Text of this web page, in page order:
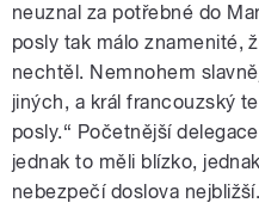
neuznal za potřebné do
posly tak málo znamenité,
nechtěl. Nemnohem
jiných, a král francouzský
posly.“ Početnější
jednak to měli blízko,
nebezpečí doslova